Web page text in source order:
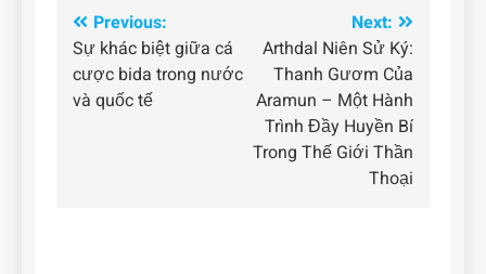
Điều
hướng
bài
Previous:
Sự khác biệt giữa cá
cược bida trong nước
và quốc tế
Next:
Arthdal Niên Sử Ký:
Thanh Gươm Của
Aramun – Một Hành
Trình Đầy Huyền Bí
Trong Thế Giới Thần
Thoại